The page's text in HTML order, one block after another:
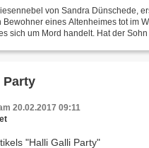
von Sandra Dünschede,
Bewohner eines Altenheimes tot im
sich um Mord handelt. Hat der Sohn
Party
20.02.2017 09:11